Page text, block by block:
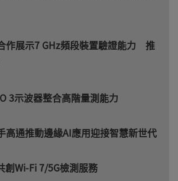
作展示7 GHz頻段裝置驗證能力 推
3示波器整合高階量測能力
高通推動邊緣AI應用迎接智慧新世代
創Wi-Fi 7/5G檢測服務